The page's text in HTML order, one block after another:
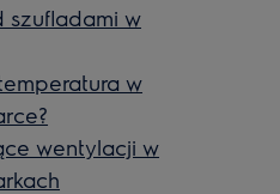
szufladami w
w
wentylacji w